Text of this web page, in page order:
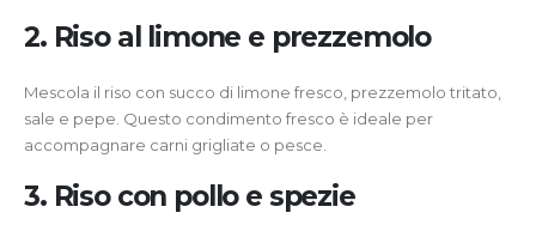
2. Riso al limone e prezzemolo
Mescola il riso con succo di limone fresco, prezzemolo tritato,
sale e pepe. Questo condimento fresco è ideale per
accompagnare carni grigliate o pesce.
3. Riso con pollo e spezie